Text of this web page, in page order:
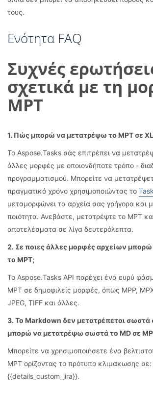
τους.
Ενότητα FAQ
Συχνές
σχετικά με τη
MPT
1. Πώς μπορώ να μετατρέψω το MPT σε
Το Aspose.Tasks σάς επιτρέπει να
άλλες μορφές με οποιονδήποτε τρόπο -
προγραμματισμού. Μπορείτε να
πραγματικό χρόνο χρησιμοποιώντας το
μεταμορφώνει τα αρχεία σας γρήγορα και
ποιότητα. Ανεβάστε, μετατρέψτε το MPT
αποτελέσματα σε λίγα δευτερόλεπτα.
2. Σε ποιες άλλες μορφές αρχείων
το MPT;
Το Aspose.Tasks API παρέχει ένα ευρύ
MPT σε δημοφιλείς μορφές, όπως MPP,
JPEG, TIFF και άλλες.
3. Το Markdown δεν μετατρέπεται σωστά
μπορώ να μετατρέψω σωστά το MD σε
Μπορείτε να χρησιμοποιήσετε ένα
MPT ορίζοντας το πρότυπο κλιμάκωσης σε:
{{details_custom_jira}}.